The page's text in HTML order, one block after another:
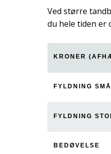
Ved større
du hele tiden er
KRONER
FYLDNING
FYLDNING
BEDØVELSE